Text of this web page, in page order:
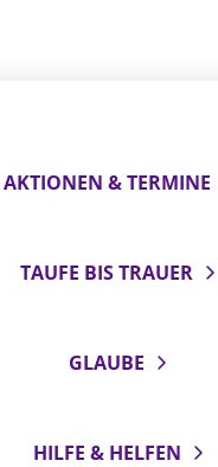
AKTIONEN & TERMINE
TAUFE BIS TRAUER
GLAUBE
HILFE & HELFEN